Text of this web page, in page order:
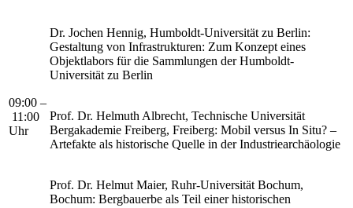
09:00 –
11:00
Uhr
Dr. Jochen Hennig, Humboldt-Universität zu Berlin:
Gestaltung von Infrastrukturen: Zum Konzept eines
Objektlabors für die Sammlungen der Humboldt-
Universität zu Berlin
Prof. Dr. Helmuth Albrecht, Technische Universität
Bergakademie Freiberg, Freiberg: Mobil versus In Situ? –
Artefakte als historische Quelle in der Industriearchäologie
Prof. Dr. Helmut Maier, Ruhr-Universität Bochum,
Bochum: Bergbauerbe als Teil einer historischen